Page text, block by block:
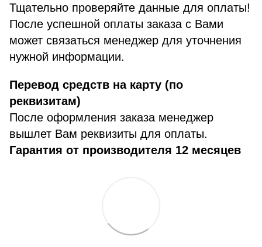
Тщательно проверяйте данные для оплаты!
После успешной оплаты заказа с Вами
может связаться менеджер для уточнения
нужной информации.
Перевод средств на карту (по
реквизитам)
После оформления заказа менеджер
вышлет Вам реквизиты для оплаты.
Гарантия от производителя 12 месяцев